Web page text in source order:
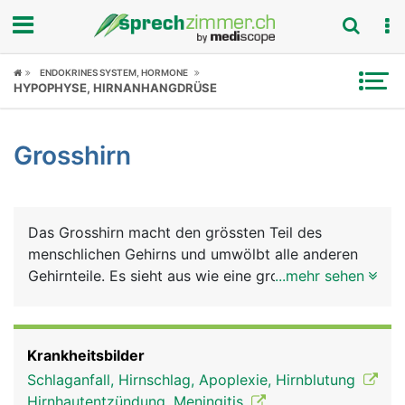
Fokus
Symptome
News
Rubriken
ENDOKRINES SYSTEM, HORMONE
HYPOPHYSE, HIRNANHANGDRÜSE
Grosshirn
Das Grosshirn macht den grössten Teil des
menschlichen Gehirns und umwölbt alle anderen
Gehirnteile. Es sieht aus wie eine grosse, faltige
Informationsaustausch zwischen beiden
Hirnhälften stattfindet. Die rechte Hirnhälfte
...mehr sehen
Krankheitsbilder
Schlaganfall, Hirnschlag, Apoplexie, Hirnblutung
Hirnhautentzündung, Meningitis